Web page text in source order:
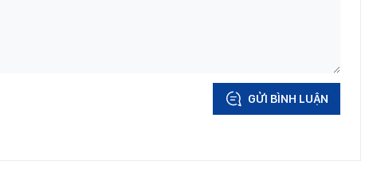
GỬI BÌNH LUẬN